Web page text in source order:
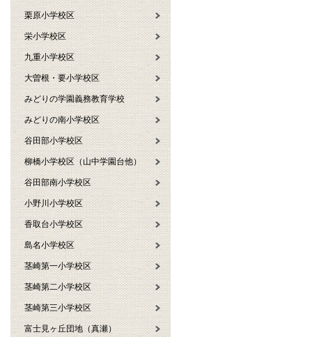
栗原小学校区
栄小学校区
九重小学校区
大曽根・要小学校区
みどりの学園義務教育学校
みどりの南小学校区
谷田部小学校区
柳橋小学校区（山中学園台他）
谷田部南小学校区
小野川小学校区
香取台小学校区
島名小学校区
茎崎第一小学校区
茎崎第二小学校区
茎崎第三小学校区
富士見ヶ丘団地（真瀬）